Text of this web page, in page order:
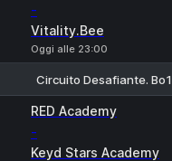
-
Vitality.Bee
Oggi alle 23:00
Circuito Desafiante. Bo1
RED Academy
-
Keyd Stars Academy